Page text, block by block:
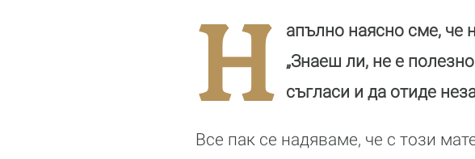
Н
апълно наясно сме, че
„Знаеш ли, не е
съгласи и да отиде
Все пак се надяваме, че с този